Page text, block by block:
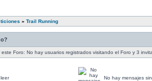
» Trail Running
Foro: No hay usuarios registrados visitando el Foro y 3
No hay mensajes